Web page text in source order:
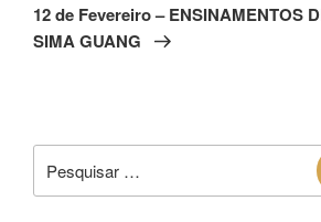
12 de Fevereiro – ENSINAMENTOS
SIMA GUANG